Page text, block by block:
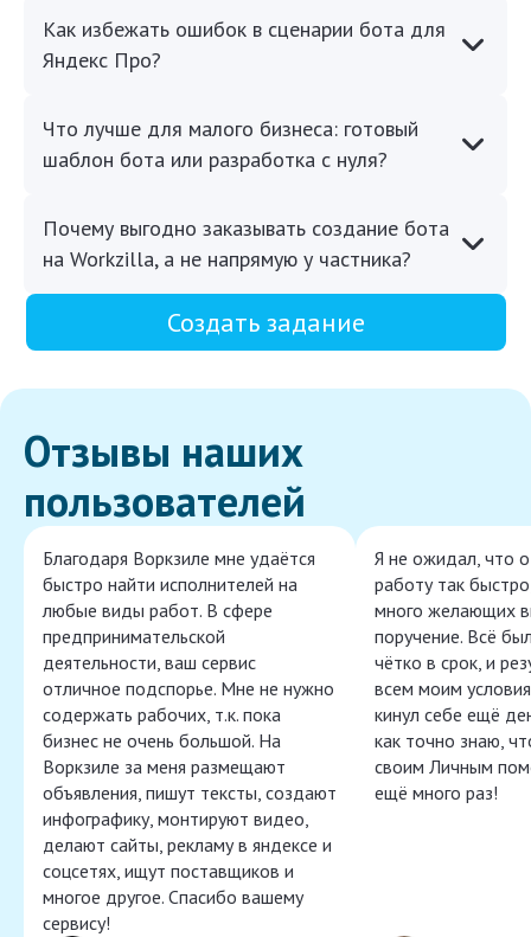
Как избежать ошибок в сценарии бота для
Яндекс Про?
Что лучше для малого бизнеса: готовый
шаблон бота или разработка с нуля?
Почему выгодно заказывать создание бота
на Workzilla, а не напрямую у частника?
Создать задание
Отзывы наших
пользователей
Благодаря Воркзиле мне удаётся
быстро найти исполнителей на
любые виды работ. В сфере
предпринимательской
деятельности, ваш сервис
отличное подспорье. Мне не нужно
содержать рабочих, т.к. пока
бизнес не очень большой. На
Воркзиле за меня размещают
объявления, пишут тексты, создают
инфографику, монтируют видео,
делают сайты, рекламу в яндексе и
соцсетях, ищут поставщиков и
многое другое. Спасибо вашему
сервису!
Я не ожидал, что
работу так
много желающих
поручение. Всё
чётко в срок, и
всем моим
кинул себе ещё
как точно знаю,
своим Личным
ещё много раз!